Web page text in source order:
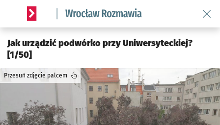
Serwis informacyjny wroclaw.pl podserwis: Rozmawia
Jak urządzić podwórko przy Uniwersyteckiej?
[1/50]
Przesuń zdjęcie palcem